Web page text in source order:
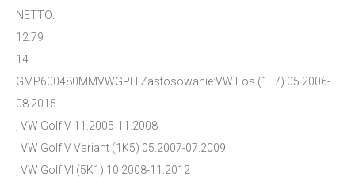
NETTO:
12.79
14
GMP600480MMVWGPH Zastosowanie:VW Eos (1F7) 05.2006-
08.2015
, VW Golf V 11.2005-11.2008
, VW Golf V Variant (1K5) 05.2007-07.2009
, VW Golf VI (5K1) 10.2008-11.2012